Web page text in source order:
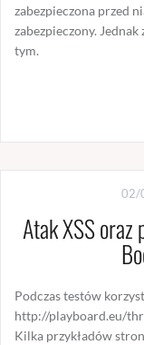
zabezpieczona przed
zabezpieczony.
tym.
02/
Atak XSS
Podczas testów
http://playboard.eu/
Kilka przykładów